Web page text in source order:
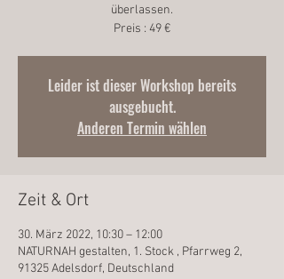
überlassen.
Preis : 49 €
Leider ist dieser Workshop bereits
ausgebucht.
Anderen Termin wählen
Zeit & Ort
30. März 2022, 10:30 – 12:00
NATURNAH gestalten, 1. Stock , Pfarrweg 2,
91325 Adelsdorf, Deutschland